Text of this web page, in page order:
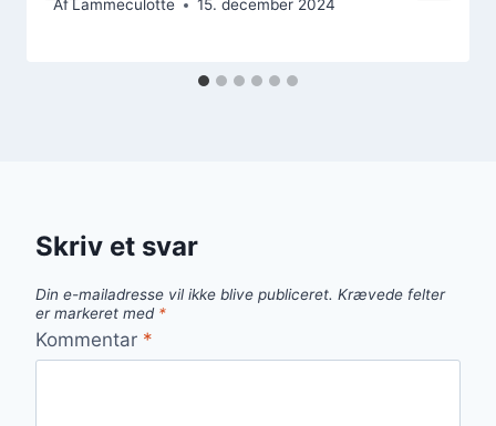
AfLammeculotte 15. december 2024
Skriv et svar
Din e-mailadresse vil ikke blive publiceret. Krævede felter
er markeret med *
Kommentar *